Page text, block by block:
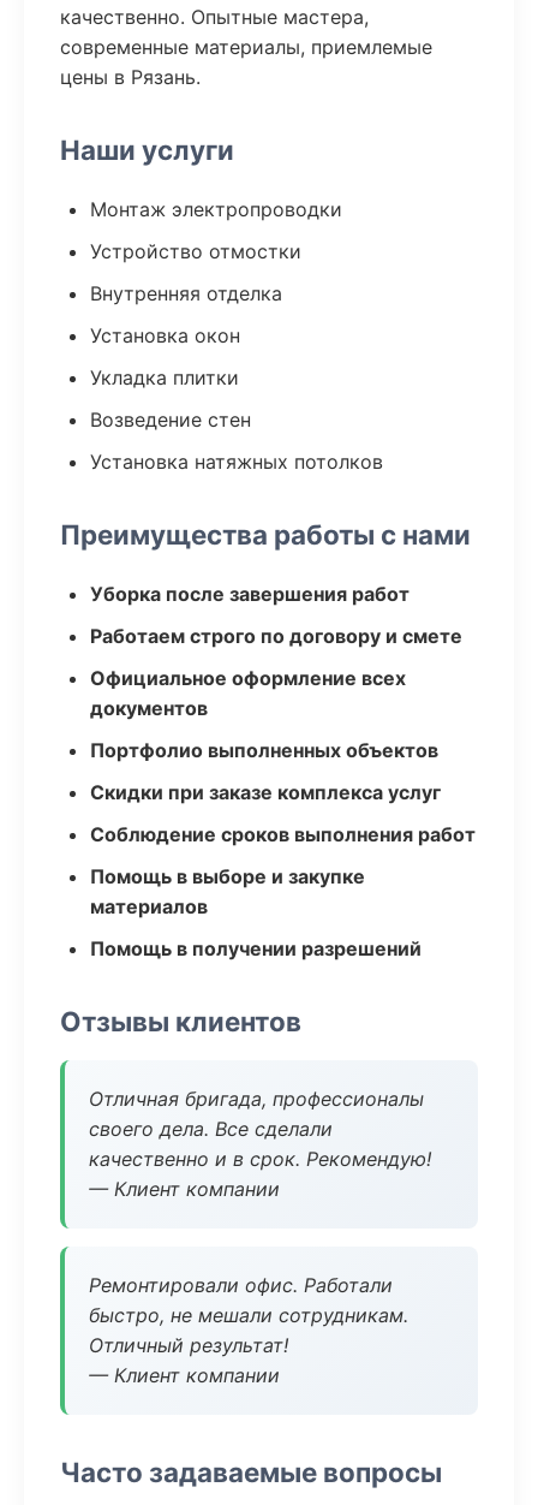
качественно. Опытные мастера,
современные материалы, приемлемые
цены в Рязань.
Наши услуги
Монтаж электропроводки
Устройство отмостки
Внутренняя отделка
Установка окон
Укладка плитки
Возведение стен
Установка натяжных потолков
Преимущества работы с нами
Уборка после завершения работ
Работаем строго по договору и смете
Официальное оформление всех
документов
Портфолио выполненных объектов
Скидки при заказе комплекса услуг
Соблюдение сроков выполнения работ
Помощь в выборе и закупке
материалов
Помощь в получении разрешений
Отзывы клиентов
Отличная бригада, профессионалы
своего дела. Все сделали
качественно и в срок. Рекомендую!
— Клиент компании
Ремонтировали офис. Работали
быстро, не мешали сотрудникам.
Отличный результат!
— Клиент компании
Часто задаваемые вопросы